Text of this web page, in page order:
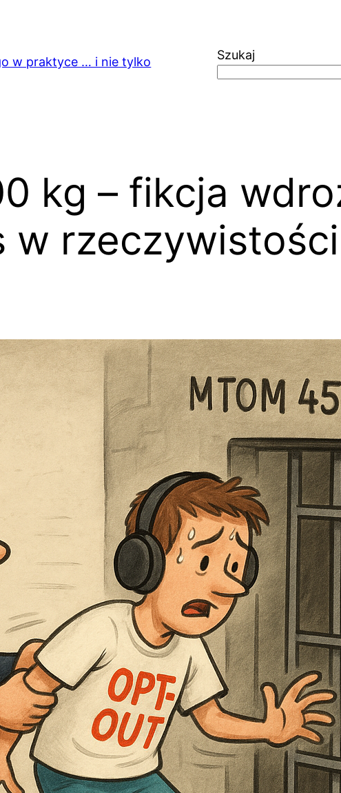
w praktyce … i nie tylko Szukaj
kg – fikcja
w rzeczywistości